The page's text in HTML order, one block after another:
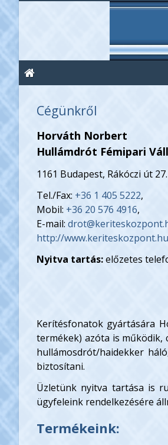
Cégünkről
Horváth Norbert
Hullámdrót Fémipari
1161 Budapest, Rákóczi út 27.
Tel./Fax: +36 1 405 5222,
Mobil: +36 20 576 4916,
E-mail:
http://
Nyitva tartás:előzetes
Kerítésfonatok gyártására
termékek) azóta is
hullámosdrót/haidekker
biztosítani.
Üzletünk nyitva tartása is
ügyfeleink rendelkezésére
Termékeink: